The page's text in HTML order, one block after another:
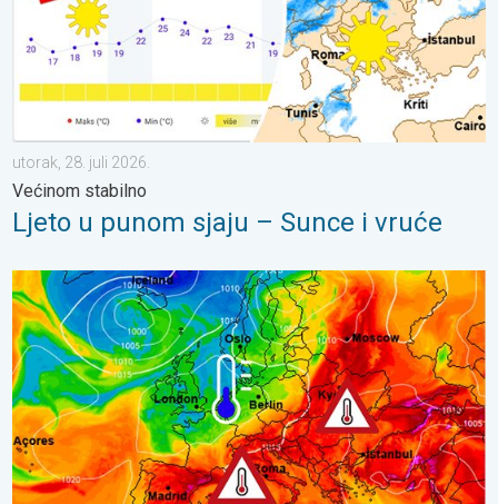
utorak, 28. juli 2026.
Većinom stabilno
Ljeto u punom sjaju – Sunce i vruće
Još toplije do petka, 40-ice se šire. Ljetne vrućine. . . utorak,